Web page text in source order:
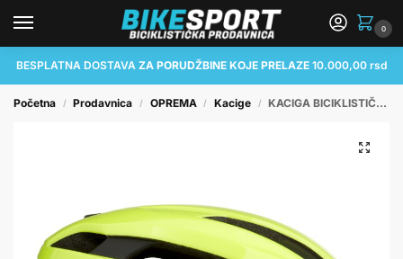
0
BESPLATNA DOSTAVA ZA PORUDŽBINE KOJE PRELAZE 10.000,00 rsd
Početna / Prodavnica / OPREMA / Kacige / KACIGA BICIKLISTIČKA LAZER SPHERE CE-CPSC/ FLASH YELLOW S